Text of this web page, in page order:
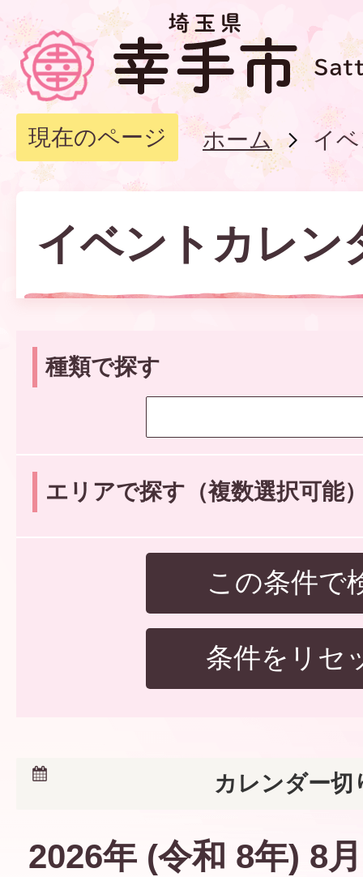
現在のページ ホーム イ
イベントカレン
種類で探す
エリアで探す（複数選択可能
カレンダー切
2026年 (令和 8年) 8